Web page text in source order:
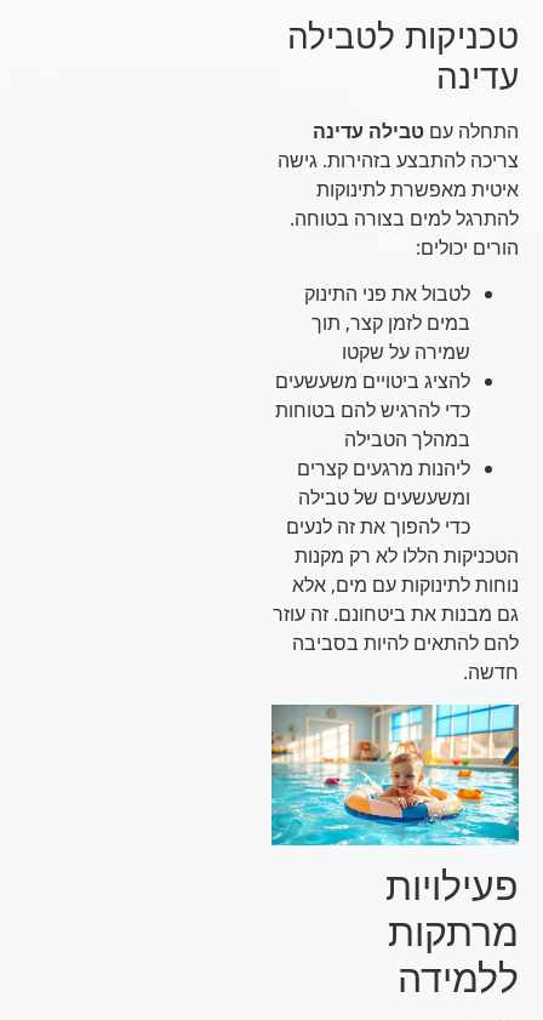
טכניקות לטבילה
עדינה
התחלה עםטבילה עדינה
צריכה להתבצע בזהירות. גישה
איטית מאפשרת לתינוקות
להתרגל למים בצורה בטוחה.
הורים יכולים:
לטבול את פני התינוק
במים לזמן קצר, תוך
שמירה על שקטו
להציג ביטויים משעשעים
כדי להרגיש להם בטוחות
במהלך הטבילה
ליהנות מרגעים קצרים
ומשעשעים של טבילה
כדי להפוך את זה לנעים
הטכניקות הללו לא רק מקנות
נוחות לתינוקות עם מים, אלא
גם מבנות את ביטחונם. זה עוזר
להם להתאים להיות בסביבה
חדשה.
פעילויות
מרתקות
ללמידה